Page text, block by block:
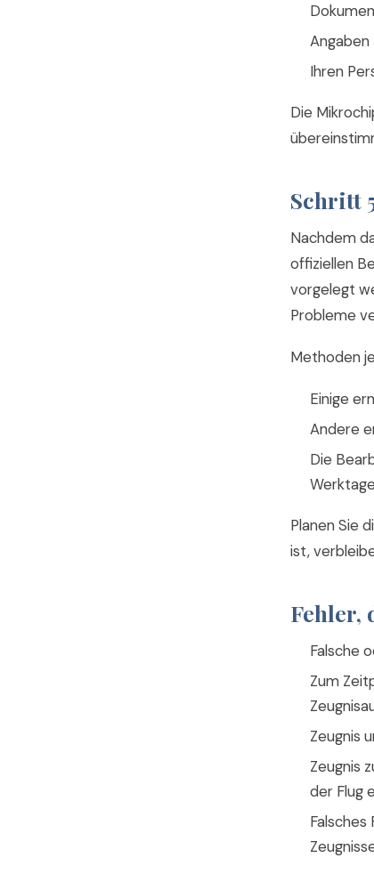
Angaben
Ihren
Die
Schritt
Nachdem
offiziellen
vorgelegt
Probleme
Methoden
Einige
Andere
Die
Planen Sie
ist,
Fehler,
Falsche
Zum
Zeugnis
Zeugnis
der Flug